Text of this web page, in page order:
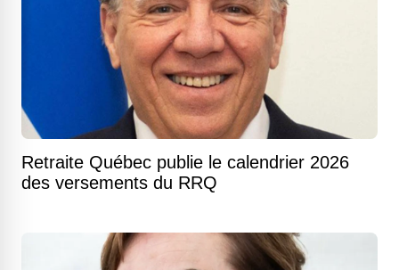
Retraite Québec publie le calendrier 2026
des versements du RRQ